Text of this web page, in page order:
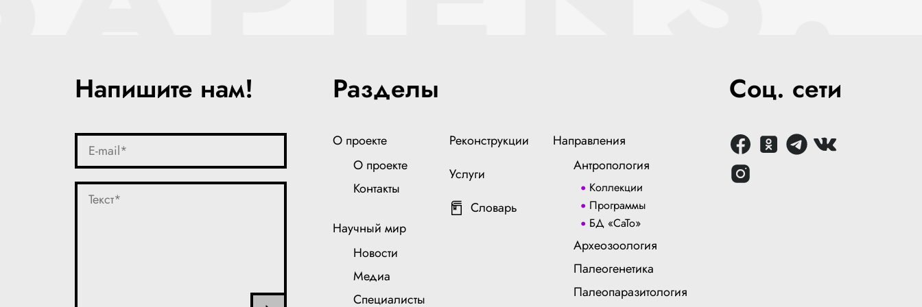
Напишите нам! Разделы
О проекте
О проекте
Контакты
Научный мир
Новости
Медиа
Специалисты
Реконструкции
Услуги
Словарь
Направления
Антропология
Коллекции
Программы
БД «СаТо»
Археозоология
Палеогенетика
Палеопаразитология
Соц. сети